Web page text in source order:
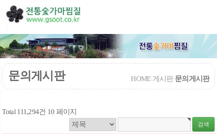
문의게시판 HOME/게시판/문의게시판
Total 111,294건 10 페이지